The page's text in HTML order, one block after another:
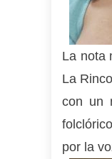
La nota
La
con un
por la